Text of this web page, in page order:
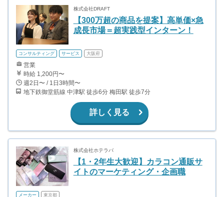
株式会社DRAFT
【300万超の商品を提案】高単価×急
成長市場＝超実践型インターン！
コンサルティング サービス 大阪府
営業
時給 1,200円〜
週2日〜 / 1日3時間〜
地下鉄御堂筋線 中津駅 徒歩6分 梅田駅 徒歩7分
詳しく見る
株式会社ホテラバ
【1・2年生大歓迎】カラコン通販サ
イトのマーケティング・企画職
メーカー 東京都